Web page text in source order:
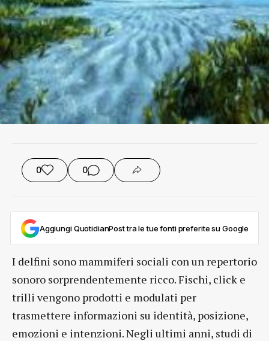
0 0
Aggiungi QuotidianPost tra le tue fonti preferite su Google
I delfini sono mammiferi sociali con un repertorio
sonoro sorprendentemente ricco. Fischi, click e
trilli vengono prodotti e modulati per
trasmettere informazioni su identità, posizione,
emozioni e intenzioni. Negli ultimi anni, studi di